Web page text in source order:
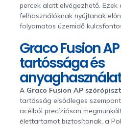
percek alatt elvégezhető.
felhasználóknak nyújtanak
folyamatos üzemidő
Graco Fusion
tartóssága és
A Graco Fusion AP
tartósság elsődleges
acélból precíziósan
élettartamot biztosítanak, a